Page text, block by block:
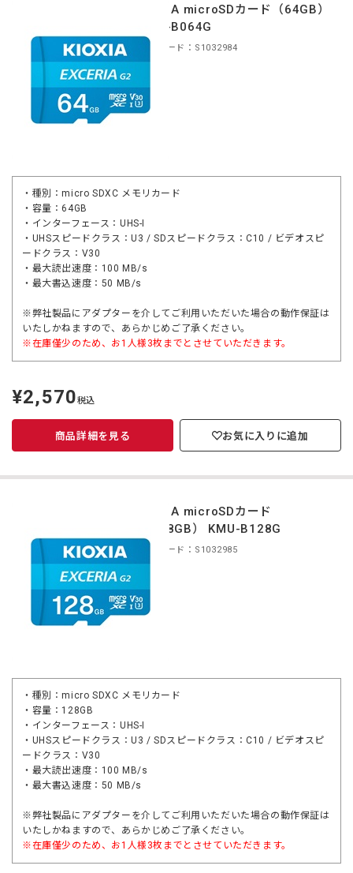
KIOXIA microSDカード（64GB）
KMU-B064G
商品コード：S1032984
・種別：micro SDXC メモリカード
・容量：64GB
・インターフェース：UHS-I
・UHSスピードクラス：U3 / SDスピードクラス：C10 / ビデオスピ
ードクラス：V30
・最大読出速度：100 MB/s
・最大書込速度：50 MB/s
※弊社製品にアダプターを介してご利用いただいた場合の動作保証は
いたしかねますので、あらかじめご了承ください。
※在庫僅少のため、お1人様3枚までとさせていただきます。
定
価
¥2,570税込
商品詳細を見る お気に入りに追加
KIOXIA microSDカード
（128GB） KMU-B128G
商品コード：S1032985
・種別：micro SDXC メモリカード
・容量：128GB
・インターフェース：UHS-I
・UHSスピードクラス：U3 / SDスピードクラス：C10 / ビデオスピ
ードクラス：V30
・最大読出速度：100 MB/s
・最大書込速度：50 MB/s
※弊社製品にアダプターを介してご利用いただいた場合の動作保証は
いたしかねますので、あらかじめご了承ください。
※在庫僅少のため、お1人様3枚までとさせていただきます。